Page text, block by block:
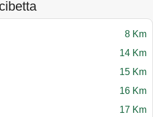
8 Km
14 Km
15 Km
16 Km
17 Km